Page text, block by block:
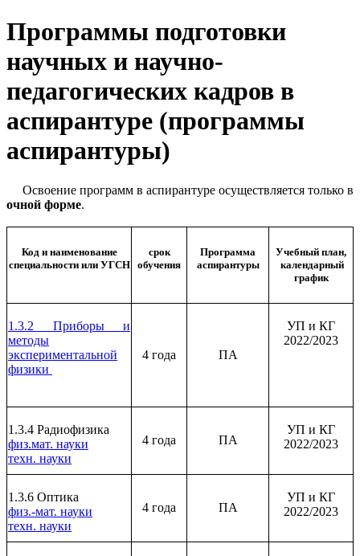
Программы подготовки
научных и научно-
педагогических кадров в
аспирантуре (программы
аспирантуры)
Освоение программ в аспирантуре осуществляется только в
очной форме.
Код и наименование
специальности или УГСН
срок
обучения
Программа
аспирантуры
Учебный план,
календарный
график
1.3.2 Приборы и
методы
экспериментальной
физики
4 года ПА
УП и КГ
2022/2023
1.3.4 Радиофизика
физ.мат. науки
техн. науки
4 года ПА
УП и КГ
2022/2023
1.3.6 Оптика
физ.-мат. науки
техн. науки
4 года ПА
УП и КГ
2022/2023